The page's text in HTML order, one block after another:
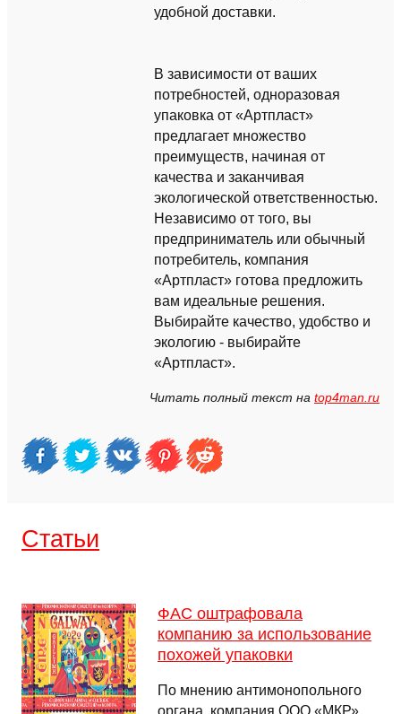
удобной доставки.
В зависимости от ваших
потребностей, одноразовая
упаковка от «Артпласт»
предлагает множество
преимуществ, начиная от
качества и заканчивая
экологической ответственностью.
Независимо от того, вы
предприниматель или обычный
потребитель, компания
«Артпласт» готова предложить
вам идеальные решения.
Выбирайте качество, удобство и
экологию - выбирайте
«Артпласт».
Читать полный текст на top4man.ru
Cтатьи
ФАС оштрафовала
компанию за использование
похожей упаковки
По мнению антимонопольного
органа, компания ООО «МКР»